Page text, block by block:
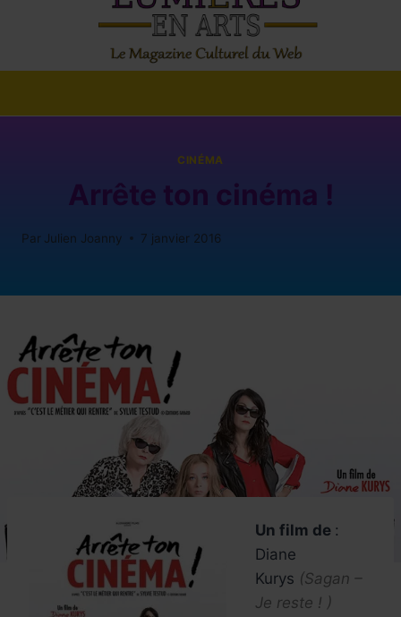
CINÉMA
Arrête ton cinéma !
Par Julien Joanny 7 janvier 2016
Un film de :
Diane
Kurys (Sagan –
Je reste ! )